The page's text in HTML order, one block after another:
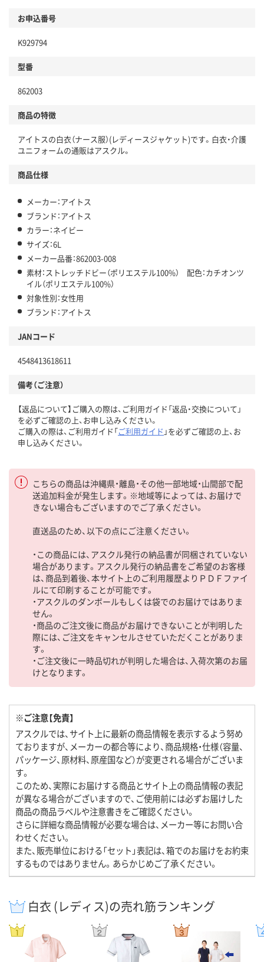
お申込番号
K929794
型番
862003
商品の特徴
アイトスの白衣（ナース服）(レディースジャケット)です。白衣・介護
ユニフォームの通販はアスクル。
商品仕様
メーカー：アイトス
ブランド：アイトス
カラー：ネイビー
サイズ：6L
メーカー品番：862003-008
素材：ストレッチドビー（ポリエステル100%） 配色：カチオンツ
イル（ポリエステル100%）
対象性別：女性用
ブランド：アイトス
JANコード
4548413618611
備考（ご注意）
【返品について】ご購入の際は、ご利用ガイド「返品・交換について」
を必ずご確認の上、お申し込みください。
ご購入の際は、ご利用ガイド「ご利用ガイド 」を必ずご確認の上、お
申し込みください。
こちらの商品は沖縄県・離島・その他一部地域・山間部で配
送追加料金が発生します。※地域等によっては、お届けで
きない場合もございますのでご了承ください。
直送品のため、以下の点にご注意ください。
・この商品には、アスクル発行の納品書が同梱されていない
場合があります。アスクル発行の納品書をご希望のお客様
は、商品到着後、本サイト上のご利用履歴よりＰＤＦファイ
ルにて印刷することが可能です。
・アスクルのダンボールもしくは袋でのお届けではありま
せん。
・商品のご注文後に商品がお届けできないことが判明した
際には、ご注文をキャンセルさせていただくことがありま
す。
・ご注文後に一時品切れが判明した場合は、入荷次第のお届
けとなります。
※ご注意【免責】
アスクルでは、サイト上に最新の商品情報を表示するよう努め
ておりますが、メーカーの都合等により、商品規格・仕様（容量、
パッケージ、原材料、原産国など）が変更される場合がございま
す。
このため、実際にお届けする商品とサイト上の商品情報の表記
が異なる場合がございますので、ご使用前には必ずお届けした
商品の商品ラベルや注意書きをご確認ください。
さらに詳細な商品情報が必要な場合は、メーカー等にお問い合
わせください。
また、販売単位における「セット」表記は、箱でのお届けをお約束
するものではありません。あらかじめご了承ください。
白衣 (レディス)の売れ筋ランキング